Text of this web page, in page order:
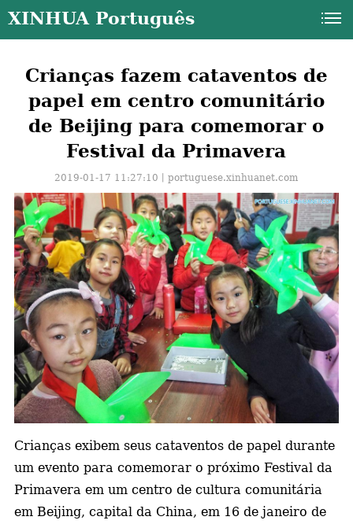
XINHUA Português
Crianças fazem cataventos de
papel em centro comunitário
de Beijing para comemorar o
Festival da Primavera
2019-01-17 11:27:10丨portuguese.xinhuanet.com
Crianças exibem seus cataventos de papel durante
um evento para comemorar o próximo Festival da
Primavera em um centro de cultura comunitária
em Beijing, capital da China, em 16 de janeiro de